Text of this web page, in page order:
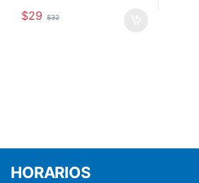
$29 $32
HORARIOS